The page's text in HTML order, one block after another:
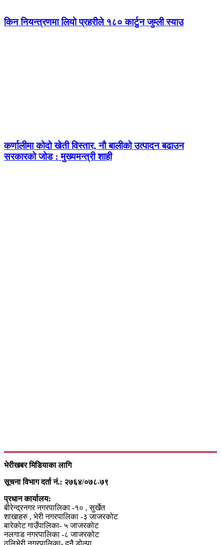
किन नियन्त्रणमा लियो प्रहरीले १८० कार्टुन जुम्ली स्याउ
कर्णालीमा कोदो खेती विस्तार, नौ बालीको उत्पादन बढाउन
सरकारको जोड : मुख्यमन्त्री शाही
भेरीखबर मिडियाका लागि
सूचना विभाग दर्ता नं.: २७६४/०७८-७९
प्रधान कार्यालय:
बीरेन्द्रनगर नगरपालिका -१० , सुर्खेत
शाखाहरु , भेरी नगरपालिका -३ जाजरकोट
बारेकोट गाउँपालिका- ५ जाजरकोट
नलगाड नगरपालिका -८ जाजरकोट
ठुलिभेरी नगरपालिका- दुनै डोल्पा